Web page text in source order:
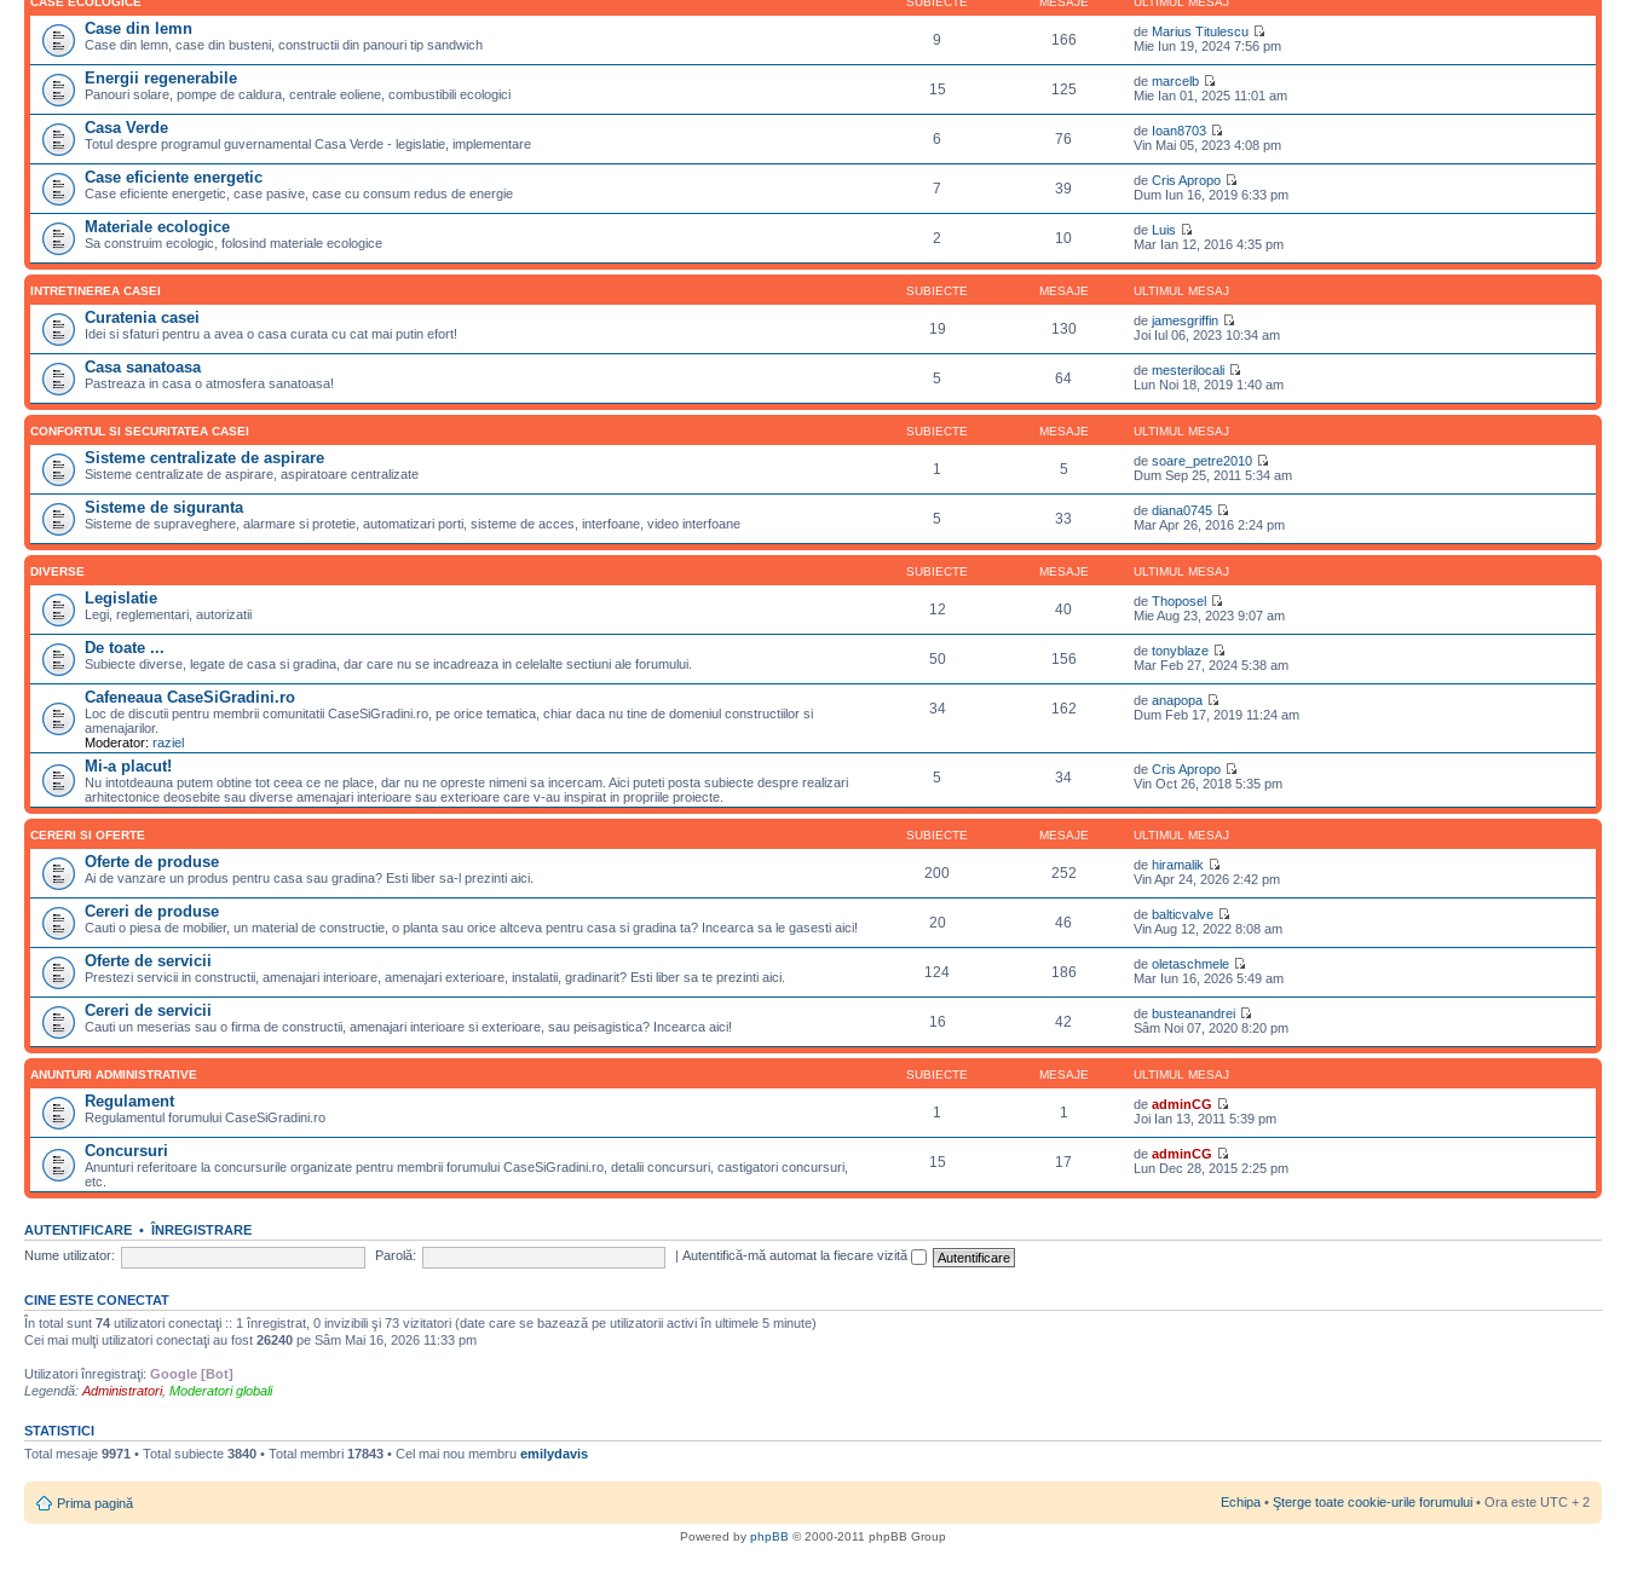
Case din lemn
Case din lemn, case din busteni, constructii din panouri tip sandwich 9 166 de Marius Titulescu
Mie Iun 19, 2024 7:56 pm
Energii regenerabile
Panouri solare, pompe de caldura, centrale eoliene, combustibili ecologici 15 125 demarcelb
Mie Ian 01, 2025 11:01 am
Casa Verde
Totul despre programul guvernamental Casa Verde - legislatie, implementare 6 76 de Ioan8703
Vin Mai 05, 2023 4:08 pm
Case eficiente energetic
Case eficiente energetic, case pasive, case cu consum redus de energie 7 39 deCris Apropo
Dum Iun 16, 2019 6:33 pm
Materiale ecologice
Sa construim ecologic, folosind materiale ecologice 2 10 de Luis
Mar Ian 12, 2016 4:35 pm
INTRETINEREA CASEI SUBIECTE MESAJE ULTIMUL MESAJ
Curatenia casei
Idei si sfaturi pentru a avea o casa curata cu cat mai putin efort! 19 130 dejamesgriffin
Joi Iul 06, 2023 10:34 am
Casa sanatoasa
Pastreaza in casa o atmosfera sanatoasa! 5 64 demesterilocali
Lun Noi 18, 2019 1:40 am
CONFORTUL SI SECURITATEA CASEI SUBIECTE MESAJE ULTIMUL MESAJ
Sisteme centralizate de aspirare
Sisteme centralizate de aspirare, aspiratoare centralizate 1 5 desoare_petre2010
Dum Sep 25, 2011 5:34 am
Sisteme de siguranta
Sisteme de supraveghere, alarmare si protetie, automatizari porti, sisteme de acces, interfoane, video interfoane 5 33 dediana0745
Mar Apr 26, 2016 2:24 pm
DIVERSE SUBIECTE MESAJE ULTIMUL MESAJ
Legislatie
Legi, reglementari, autorizatii 12 40 deThoposel
Mie Aug 23, 2023 9:07 am
De toate ...
Subiecte diverse, legate de casa si gradina, dar care nu se incadreaza in celelalte sectiuni ale forumului. 50 156 detonyblaze
Mar Feb 27, 2024 5:38 am
Cafeneaua CaseSiGradini.ro
Loc de discutii pentru membrii comunitatii CaseSiGradini.ro, pe orice tematica, chiar daca nu tine de domeniul constructiilor si
amenajarilor.
Moderator: raziel
34 162 deanapopa
Dum Feb 17, 2019 11:24 am
Mi-a placut!
Nu intotdeauna putem obtine tot ceea ce ne place, dar nu ne opreste nimeni sa incercam. Aici puteti posta subiecte despre realizari
arhitectonice deosebite sau diverse amenajari interioare sau exterioare care v-au inspirat in propriile proiecte.
5 34 deCris Apropo
Vin Oct 26, 2018 5:35 pm
CERERI SI OFERTE SUBIECTE MESAJE ULTIMUL MESAJ
Oferte de produse
Ai de vanzare un produs pentru casa sau gradina? Esti liber sa-l prezinti aici. 200 252 dehiramalik
Vin Apr 24, 2026 2:42 pm
Cereri de produse
Cauti o piesa de mobilier, un material de constructie, o planta sau orice altceva pentru casa si gradina ta? Incearca sa le gasesti aici! 20 46 debalticvalve
Vin Aug 12, 2022 8:08 am
Oferte de servicii
Prestezi servicii in constructii, amenajari interioare, amenajari exterioare, instalatii, gradinarit? Esti liber sa te prezinti aici. 124 186 deoletaschmele
Mar Iun 16, 2026 5:49 am
Cereri de servicii
Cauti un meserias sau o firma de constructii, amenajari interioare si exterioare, sau peisagistica? Incearca aici! 16 42 debusteanandrei
Sâm Noi 07, 2020 8:20 pm
ANUNTURI ADMINISTRATIVE SUBIECTE MESAJE ULTIMUL MESAJ
Regulament
Regulamentul forumului CaseSiGradini.ro 1 1 deadminCG
Joi Ian 13, 2011 5:39 pm
Concursuri
Anunturi referitoare la concursurile organizate pentru membrii forumului CaseSiGradini.ro, detalii concursuri, castigatori concursuri,
etc.
15 17 deadminCG
Lun Dec 28, 2015 2:25 pm
AUTENTIFICARE • ÎNREGISTRARE
Nume utilizator:
Parolă: |Autentifică-mă automat la fiecare vizită
CINE ESTE CONECTAT
În total sunt 74 utilizatori conectaţi :: 1 înregistrat, 0 invizibili şi 73 vizitatori (date care se bazează pe utilizatorii activi în ultimele 5 minute)
Cei mai mulţi utilizatori conectaţi au fost 26240 pe Sâm Mai 16, 2026 11:33 pm
Utilizatori înregistraţi: Google [Bot]
Legendă: Administratori, Moderatori globali
STATISTICI
Total mesaje 9971 • Total subiecte 3840 • Total membri 17843 • Cel mai nou membru emilydavis
Prima pagină Echipa • Şterge toate cookie-urile forumului • Ora este UTC + 2
Powered by phpBB © 2000-2011 phpBB Group